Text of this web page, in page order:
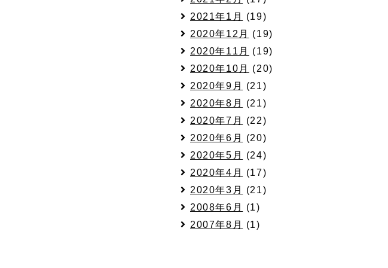
2021年1月
(19)
2020年12月
(19)
2020年11月
(19)
2020年10月
(20)
2020年9月
(21)
2020年8月
(21)
2020年7月
(22)
2020年6月
(20)
2020年5月
(24)
2020年4月
(17)
2020年3月
(21)
2008年6月
(1)
2007年8月
(1)